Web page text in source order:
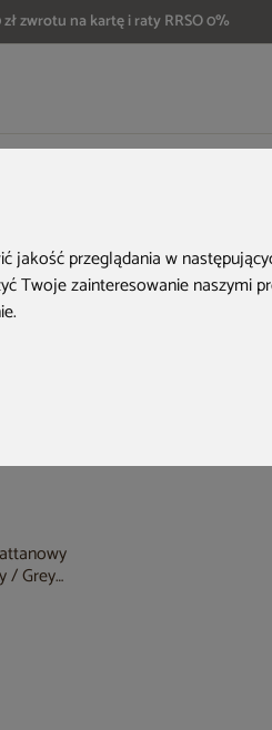
jakość przeglądania w
Twoje zainteresowanie naszymi
.
zwrotu na kartę i raty RRSO 0%
/ Grey